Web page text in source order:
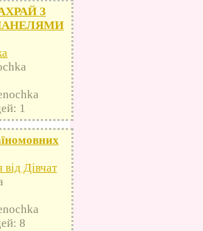
З
1
від Дівчат
8